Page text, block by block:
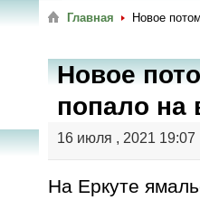
Главная Новое
Новое
попало на
16 июля , 2021 19:07
На Еркуте